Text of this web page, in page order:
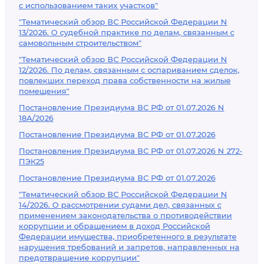
с использованием таких участков"
"Тематический обзор ВС Российской Федерации N
13/2026. О судебной практике по делам, связанным с
самовольным строительством"
"Тематический обзор ВС Российской Федерации N
12/2026. По делам, связанным с оспариванием сделок,
повлекших переход права собственности на жилые
помещения"
Постановление Президиума ВС РФ от 01.07.2026 N
18А/2026
Постановление Президиума ВС РФ от 01.07.2026
Постановление Президиума ВС РФ от 01.07.2026 N 272-
ПЭК25
Постановление Президиума ВС РФ от 01.07.2026
"Тематический обзор ВС Российской Федерации N
14/2026. О рассмотрении судами дел, связанных с
применением законодательства о противодействии
коррупции и обращением в доход Российской
Федерации имущества, приобретенного в результате
нарушения требований и запретов, направленных на
предотвращение коррупции"